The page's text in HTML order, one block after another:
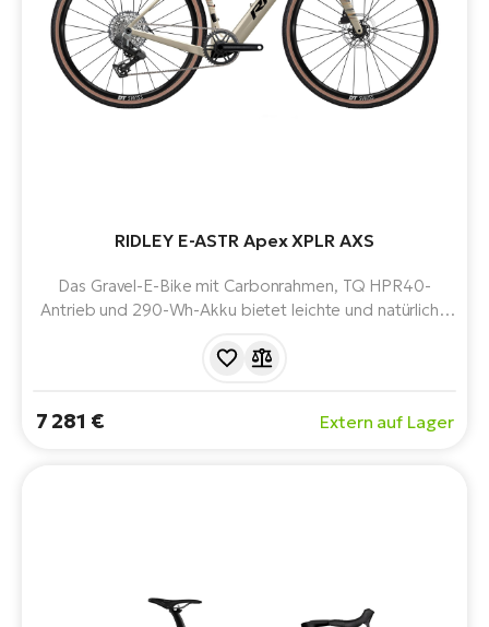
RIDLEY E-ASTR Apex XPLR AXS
Das Gravel-E-Bike mit Carbonrahmen, TQ HPR40-
Antrieb und 290-Wh-Akku bietet leichte und natürliche
Schaltung und die Option auf bis zu 52 mm große Reifen
7 281 € Extern auf Lager